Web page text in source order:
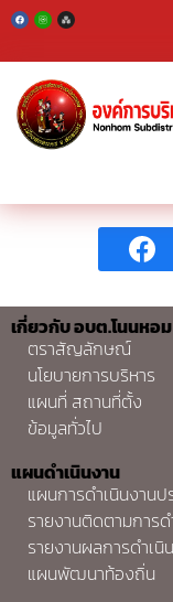
Skip
to
content
เกี่ยวกับ อบต.โนนหอม
ตราสัญลักษณ์
นโยบายการบริหาร
แผนที่ สถานที่ตั้ง
ข้อมูลทั่วไป
แผนดำเนินงาน
แผนการดำเนินงานป
รายงานติดตามการ
รายงานผลการดำเนิ
แผนพัฒนาท้องถิ่น